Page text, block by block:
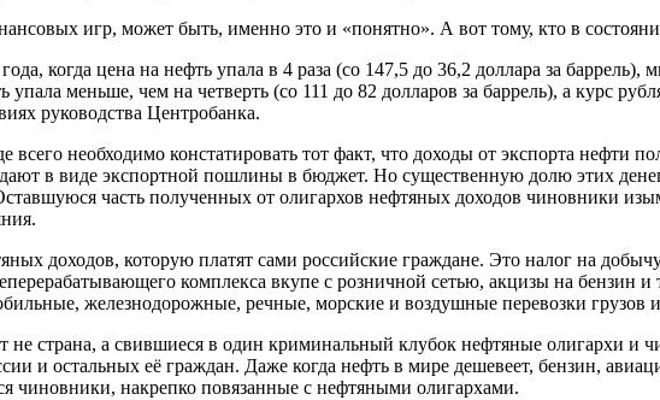
игр, может быть, именно это и «понятно». А вот тому, кто в
когда цена на нефть упала в 4 раза (со 147,5 до 36,2 доллара за
упала меньше, чем на четверть (со 111 до 82 долларов за баррель), а курс
руководства Центробанка.
всего необходимо констатировать тот факт, что доходы от экспорта нефти
в виде экспортной пошлины в бюджет. Но существенную долю этих
часть полученных от олигархов нефтяных доходов чиновники
доходов, которую платят сами российские граждане. Это налог на
комплекса вкупе с розничной сетью, акцизы на бензин
железнодорожные, речные, морские и воздушные перевозки грузов
не страна, а свившиеся в один криминальный клубок нефтяные олигархи
и остальных её граждан. Даже когда нефть в мире дешевеет, бензин,
чиновники, накрепко повязанные с нефтяными олигархами.